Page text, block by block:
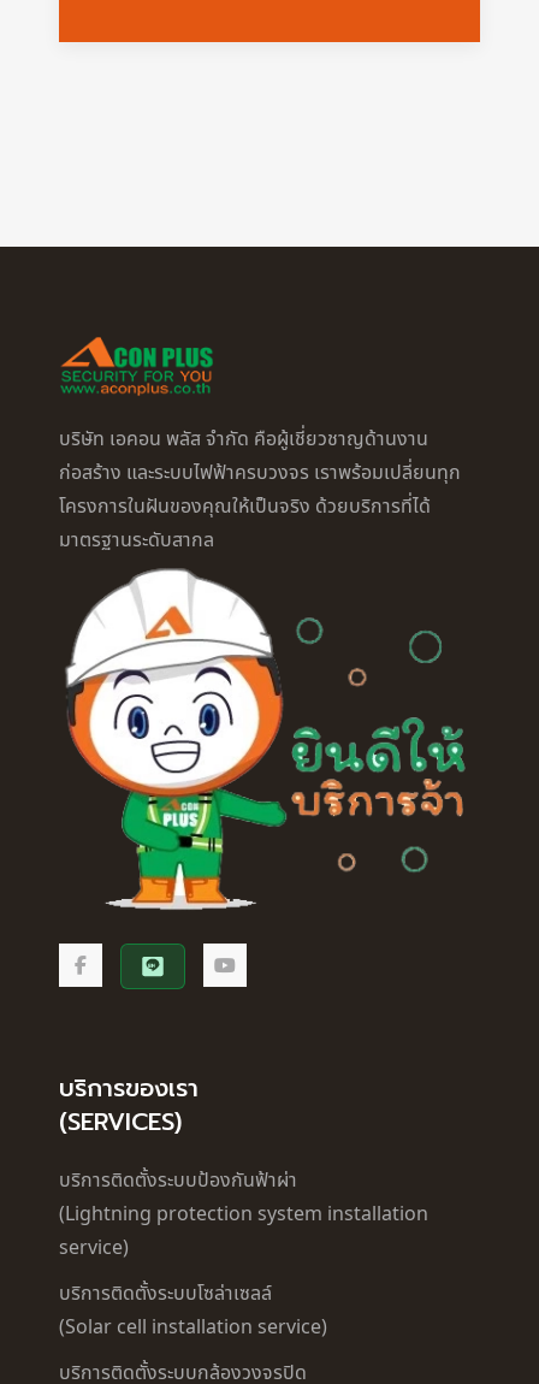
บริษัท เอคอน พลัส จำกัด คือผู้เชี่ยวชาญด้านงาน
ก่อสร้าง และระบบไฟฟ้าครบวงจร เราพร้อมเปลี่ยนทุก
โครงการในฝันของคุณให้เป็นจริง ด้วยบริการที่ได้
มาตรฐานระดับสากล
บริการของเรา
(SERVICES)
บริการติดตั้งระบบป้องกันฟ้าผ่า
(Lightning protection system installation
service)
บริการติดตั้งระบบโซล่าเซลล์
(Solar cell installation service)
บริการติดตั้งระบบกล้องวงจรปิด